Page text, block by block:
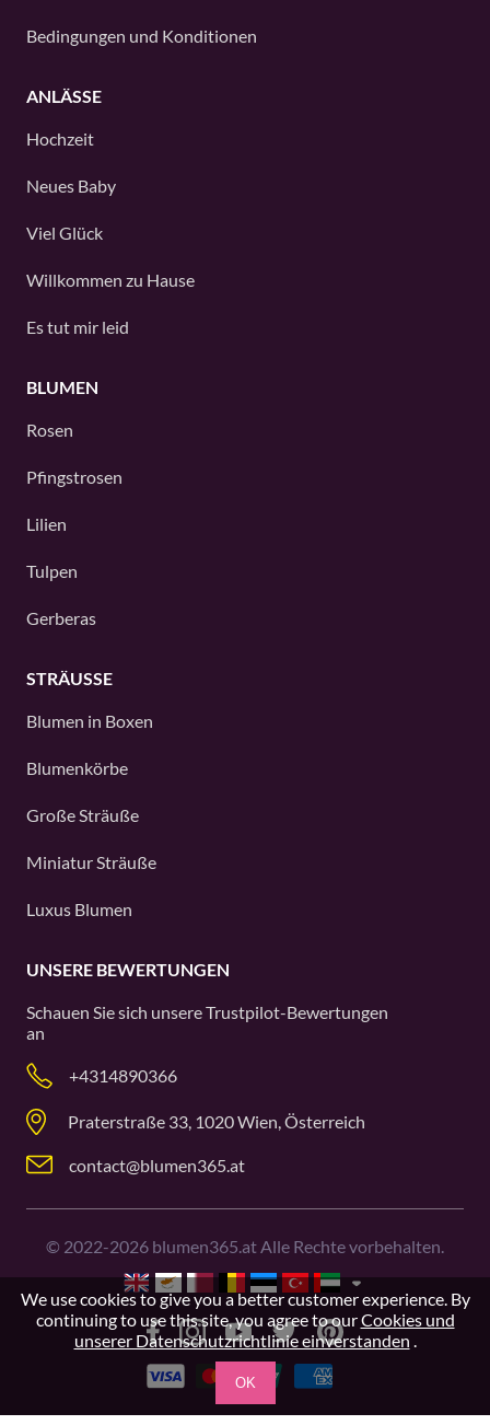
Bedingungen und Konditionen
ANLÄSSE
Hochzeit
Neues Baby
Viel Glück
Willkommen zu Hause
Es tut mir leid
BLUMEN
Rosen
Pfingstrosen
Lilien
Tulpen
Gerberas
STRÄUSSE
Blumen in Boxen
Blumenkörbe
Große Sträuße
Miniatur Sträuße
Luxus Blumen
UNSERE BEWERTUNGEN
Schauen Sie sich unsereTrustpilot-Bewertungen
an
+4314890366
Praterstraße 33, 1020 Wien, Österreich
contact@blumen365.at
© 2022-2026 blumen365.at Alle Rechte vorbehalten.
We use cookies to give you a better customer experience. By
continuing to use this site, you agree to ourCookies und
unserer Datenschutzrichtlinie einverstanden .
OK